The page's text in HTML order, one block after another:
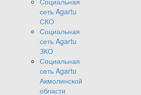
сеть Agartu
СКО
Социальная
сеть Agartu
ЗКО
Социальная
сеть Agartu
Акмолинской
области